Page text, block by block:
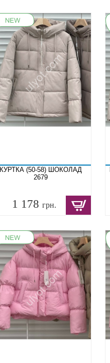
КУРТКА (50-58) ШОКОЛАД
2679
1 178грн.